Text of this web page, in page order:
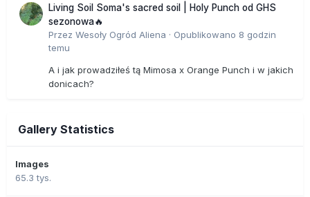
Living Soil Soma's sacred soil | Holy Punch od GHS
sezonowa🔥
Przez Wesoły Ogród Aliena · Opublikowano 8 godzin
temu
A i jak prowadziłeś tą Mimosa x Orange Punch i w jakich
donicach?
Gallery Statistics
Images
65.3 tys.